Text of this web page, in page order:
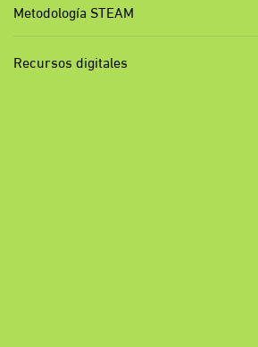
Metodología STEAM
Recursos digitales